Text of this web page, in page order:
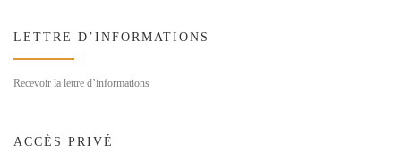
LETTRE D’INFORMATIONS
Recevoir la lettre d’informations
ACCÈS PRIVÉ